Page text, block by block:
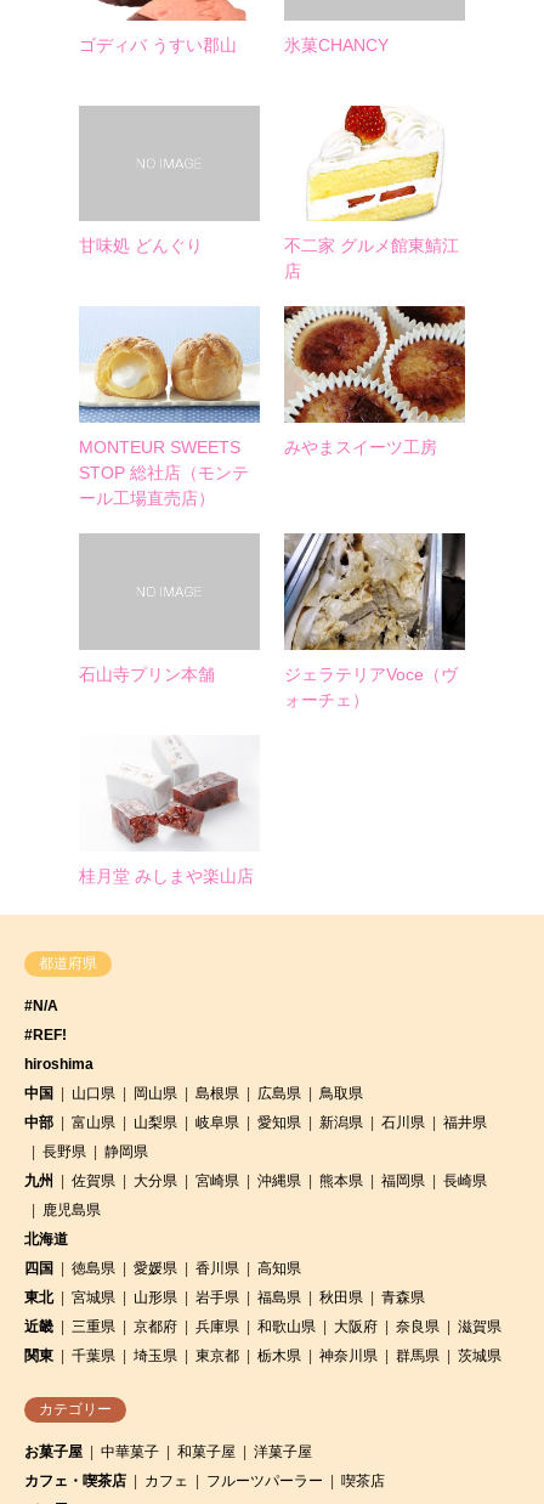
ゴディバ うすい郡山 氷菓CHANCY
甘味処 どんぐり
不二家 グルメ館東鯖江
店
MONTEUR SWEETS
STOP 総社店（モンテ
ール工場直売店）
みやまスイーツ工房
石山寺プリン本舗
ジェラテリアVoce（ヴ
ォーチェ）
桂月堂 みしまや楽山店
都道府県
#N/A
#REF!
hiroshima
中国
山口県 岡山県 島根県 広島県
鳥取県
中部
富山県 山梨県 岐阜県 愛知県 新潟県 石川県
福井県
長野県
静岡県
九州
佐賀県 大分県 宮崎県 沖縄県 熊本県 福岡県
長崎県
鹿児島県
北海道
四国
徳島県 愛媛県 香川県
高知県
東北
宮城県 山形県 岩手県 福島県 秋田県
青森県
近畿
三重県 京都府 兵庫県 和歌山県 大阪府 奈良県
滋賀県
関東
千葉県 埼玉県 東京都 栃木県 神奈川県 群馬県 茨城県
カテゴリー
お菓子屋 中華菓子 和菓子屋
洋菓子屋
カフェ・喫茶店
カフェ フルーツパーラー
喫茶店